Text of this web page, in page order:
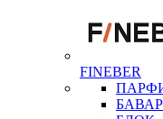
FINEBER